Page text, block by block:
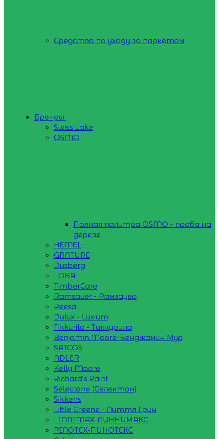
Средства по уходу за паркетом
Бренды
Swiss Lake
OSMO
Полная палитра OSMO - проба на
дереве
HEMEL
GNATURE
Dusberg
LOBA
TimberCare
Ramsauer - Рамзауер
Reesa
Dulux - Luxium
Tikkurila - Тиккурила
Benjamin Moore-Бенджамин Мур
SAICOS
ADLER
Kelly Moore
Richard's Paint
Selectone (Селектон)
Sikkens
Little Greene - Литтл Грин
LINNIMAX-ЛИННИМАКС
PINOTEX-ПИНОТЕКС